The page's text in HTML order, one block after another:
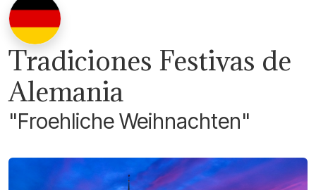
Tradiciones Festivas de
Alemania
"Froehliche Weihnachten"